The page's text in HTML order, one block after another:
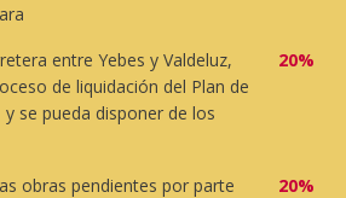
entre Yebes y Valdeluz,
de liquidación del Plan de
se pueda disponer de los
20%
obras pendientes por parte
20%